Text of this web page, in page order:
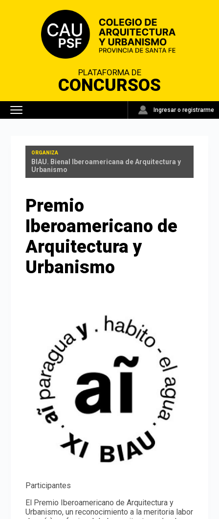
PLATAFORMA DE
CONCURSOS
NOVEDADES
CONCURSOS
SANTA FE
VIGENTES
OTROS CONCURSOS
REGLAMENTOS
FADEA
PROTOCOLO DE ASESORES
CONTACTO
Ingresar o registrarme
BIAU. Bienal Iberoamericana de Arquitectura y
Urbanismo
Premio
Iberoamericano de
Arquitectura y
Urbanismo
Participantes
El Premio Iberoamericano de Arquitectura y
Urbanismo, un reconocimiento a la meritoria labor